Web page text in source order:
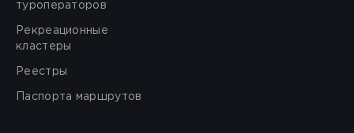
туроператоров
Рекреационные
кластеры
Реестры
Паспорта маршрутов